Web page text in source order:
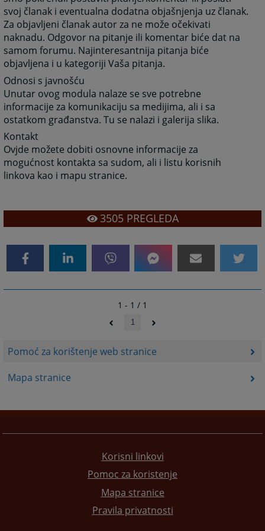
Pomoć za korištenje web stranice
Mapa stranice
svoj članak i eventualna dodatna objašnjenja uz članak.
Za objavljeni članak autor za ne može očekivati
naknadu. Odgovor na pitanje ili komentar biće dat na
samom forumu. Najinteresantnija pitanja biće
objavljena i u kategoriji Vaša pitanja.
Odnosi s javnošću
Unutar ovog modula nalaze se sve potrebne
informacije za komunikaciju sa medijima, ali i sa
ostatkom građanstva. Tu se nalazi i galerija slika.
Kontakt
Ovjde možete dobiti osnovne informacije za
mogućnost kontakta sa sudom, ali i listu korisnih
linkova kao i mapu stranice.
3505PREGLEDA
1 - 1 / 1
1
Korisni linkovi
Pomoc za koristenje
Mapa stranice
Pravila privatnosti